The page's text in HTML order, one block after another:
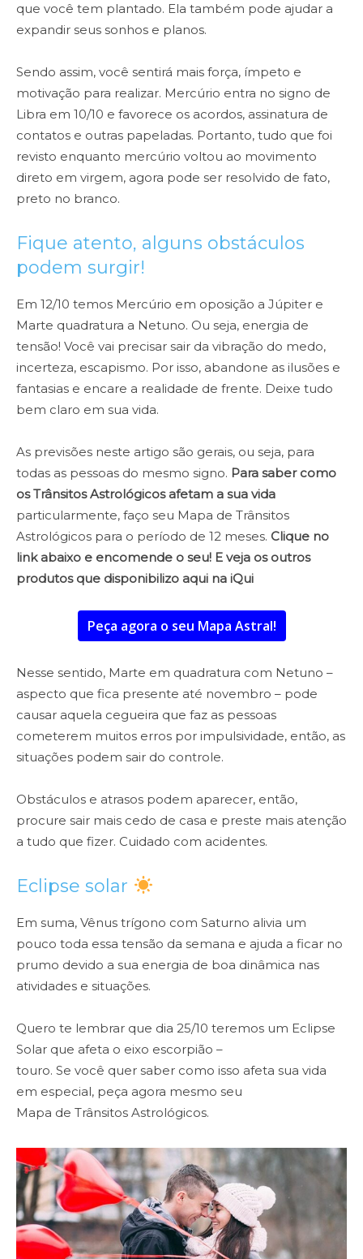
que você tem plantado. Ela também pode ajudar a
expandir seus sonhos e planos.
Sendo assim, você sentirá mais força, ímpeto e
motivação para realizar. Mercúrio entra no signo de
Libra em 10/10 e favorece os acordos, assinatura de
contatos e outras papeladas. Portanto, tudo que foi
revisto enquanto mercúrio voltou ao movimento
direto em virgem, agora pode ser resolvido de fato,
preto no branco.
Fique atento, alguns obstáculos
podem surgir!
Em 12/10 temos Mercúrio em oposição a Júpiter e
Marte quadratura a Netuno. Ou seja, energia de
tensão! Você vai precisar sair da vibração do medo,
incerteza, escapismo. Por isso, abandone as ilusões e
fantasias e encare a realidade de frente. Deixe tudo
bem claro em sua vida.
As previsões neste artigo são gerais, ou seja, para
todas as pessoas do mesmo signo. Para saber como
os Trânsitos Astrológicos afetam a sua vida
particularmente, faço seu Mapa de Trânsitos
Astrológicos para o período de 12 meses. Clique no
link abaixo e encomende o seu! E veja os outros
produtos que disponibilizo aqui na iQui
Peça agora o seu Mapa Astral!
Nesse sentido, Marte em quadratura com Netuno –
aspecto que fica presente até novembro – pode
causar aquela cegueira que faz as pessoas
cometerem muitos erros por impulsividade, então, as
situações podem sair do controle.
Obstáculos e atrasos podem aparecer, então,
procure sair mais cedo de casa e preste mais atenção
a tudo que fizer. Cuidado com acidentes.
Eclipse solar
Em suma, Vênus trígono com Saturno alivia um
pouco toda essa tensão da semana e ajuda a ficar no
prumo devido a sua energia de boa dinâmica nas
atividades e situações.
Quero te lembrar que dia 25/10 teremos um Eclipse
Solar que afeta o eixo escorpião –
touro. Se você quer saber como isso afeta sua vida
em especial, peça agora mesmo seu
Mapa de Trânsitos Astrológicos.